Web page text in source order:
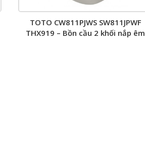
TOTO CW811PJWS SW811JPWF
THX919 – Bồn cầu 2 khối nắp êm